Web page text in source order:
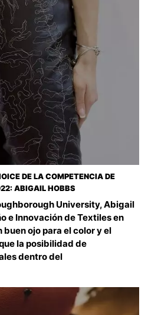
DE LA COMPETENCIA DE
ABIGAIL HOBBS
University, Abigail
e Innovación de Textiles en
ojo para el color y el
la posibilidad de
dentro del